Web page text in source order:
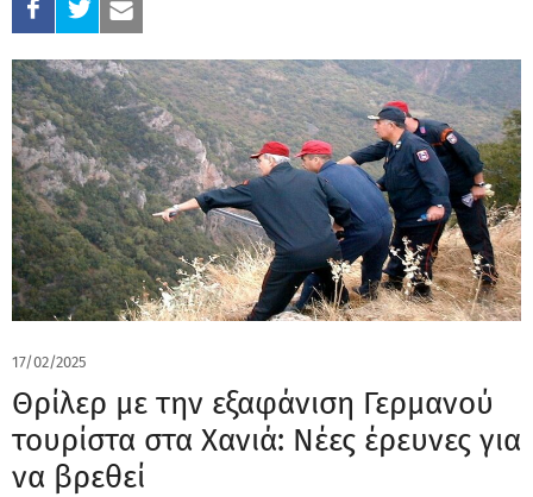
17/02/2025
Θρίλερ με την εξαφάνιση Γερμανού
τουρίστα στα Χανιά: Νέες έρευνες για
να βρεθεί